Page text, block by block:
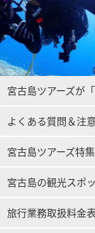
⬇︎ 若要單獨參觀南
宮古島ツアーズが
よくある質問＆注
宮古島ツアーズ特
宮古島の観光スポ
旅行業務取扱料金